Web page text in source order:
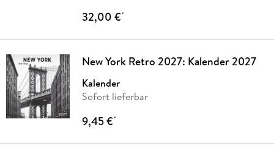
32,00 €*
New York Retro 2027: Kalender 2027
Kalender
Sofort lieferbar
9,45 €*